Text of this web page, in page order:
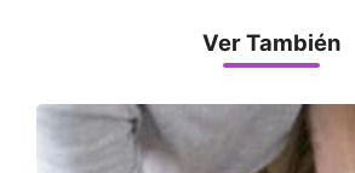
Ver También